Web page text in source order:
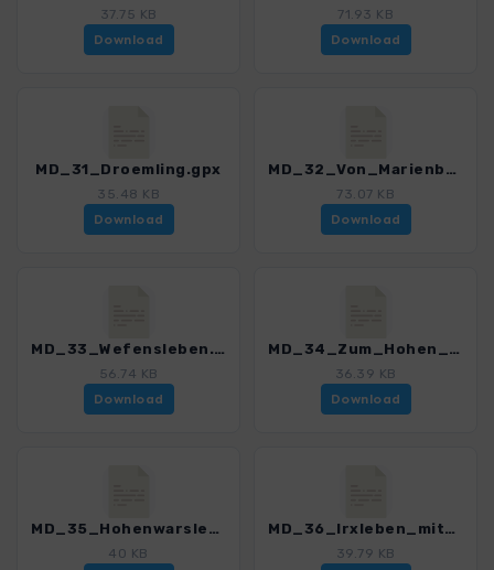
37.75 KB
Download
71.93 KB
Download
MD_31_Droemling.gpx
35.48 KB
Download
MD_32_Von_Marienborn_nach_Harpke.gpx
73.07 KB
Download
MD_33_Wefensleben.gpx
56.74 KB
Download
MD_34_Zum_Hohen_Holz.gpx
36.39 KB
Download
MD_35_Hohenwarsleben.gpx
40 KB
MD_36_Irxleben_mit_Teufelskuechenberg.gpx
39.79 KB